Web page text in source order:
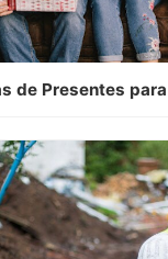
de Presentes